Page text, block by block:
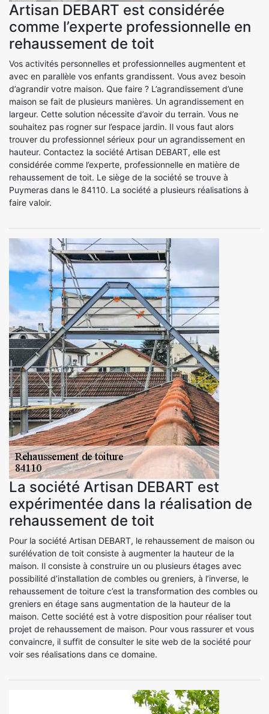
Artisan DEBART est considérée
comme l’experte professionnelle en
rehaussement de toit
Vos activités personnelles et professionnelles augmentent et
avec en parallèle vos enfants grandissent. Vous avez besoin
d’agrandir votre maison. Que faire ? L’agrandissement d’une
maison se fait de plusieurs manières. Un agrandissement en
largeur. Cette solution nécessite d’avoir du terrain. Vous ne
souhaitez pas rogner sur l’espace jardin. Il vous faut alors
trouver du professionnel sérieux pour un agrandissement en
hauteur. Contactez la société Artisan DEBART, elle est
considérée comme l’experte, professionnelle en matière de
rehaussement de toit. Le siège de la société se trouve à
Puymeras dans le 84110. La société a plusieurs réalisations à
faire valoir.
La société Artisan DEBART est
expérimentée dans la réalisation de
rehaussement de toit
Pour la société Artisan DEBART, le rehaussement de maison ou
surélévation de toit consiste à augmenter la hauteur de la
maison. Il consiste à construire un ou plusieurs étages avec
possibilité d’installation de combles ou greniers, à l’inverse, le
rehaussement de toiture c’est la transformation des combles ou
greniers en étage sans augmentation de la hauteur de la
maison. Cette société est à votre disposition pour réaliser tout
projet de rehaussement de maison. Pour vous rassurer et vous
convaincre, il suffit de consulter le site web de la société pour
voir ses réalisations dans ce domaine.